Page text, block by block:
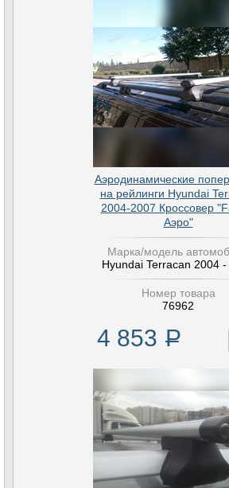
Аэродинамические
на рейлинги Hyundai
2004-2007 Кроссовер
Аэро"
Марка/модель
Hyundai Terracan 2004 -
Номер товара
76962
4 853 Р